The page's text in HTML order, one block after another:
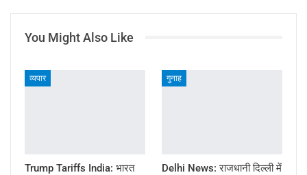
You Might Also Like
व्यपार
Trump Tariffs India: भारत
गुनाह
Delhi News: राजधानी दिल्ली में